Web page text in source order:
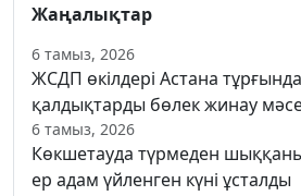
Жаңалықтар
6 тамыз, 2026
ЖСДП өкілдері Астана
қалдықтарды бөлек жинау
6 тамыз, 2026
Көкшетауда түрмеден
ер адам үйленген күні ұсталды